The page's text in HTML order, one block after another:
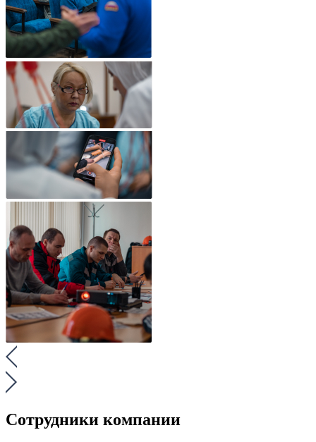
Сотрудники компании